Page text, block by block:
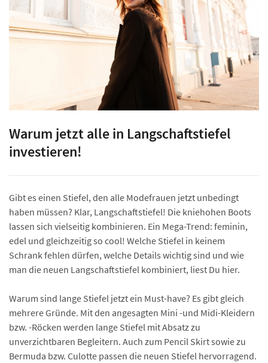
Warum jetzt alle in Langschaftstiefel
investieren!
Gibt es einen Stiefel, den alle Modefrauen jetzt unbedingt
haben müssen? Klar, Langschaftstiefel! Die kniehohen Boots
lassen sich vielseitig kombinieren. Ein Mega-Trend: feminin,
edel und gleichzeitig so cool! Welche Stiefel in keinem
Schrank fehlen dürfen, welche Details wichtig sind und wie
man die neuen Langschaftstiefel kombiniert, liest Du hier.
Warum sind lange Stiefel jetzt ein Must-have? Es gibt gleich
mehrere Gründe. Mit den angesagten Mini -und Midi-Kleidern
bzw. -Röcken werden lange Stiefel mit Absatz zu
unverzichtbaren Begleitern. Auch zum Pencil Skirt sowie zu
Bermuda bzw. Culotte passen die neuen Stiefel hervorragend.